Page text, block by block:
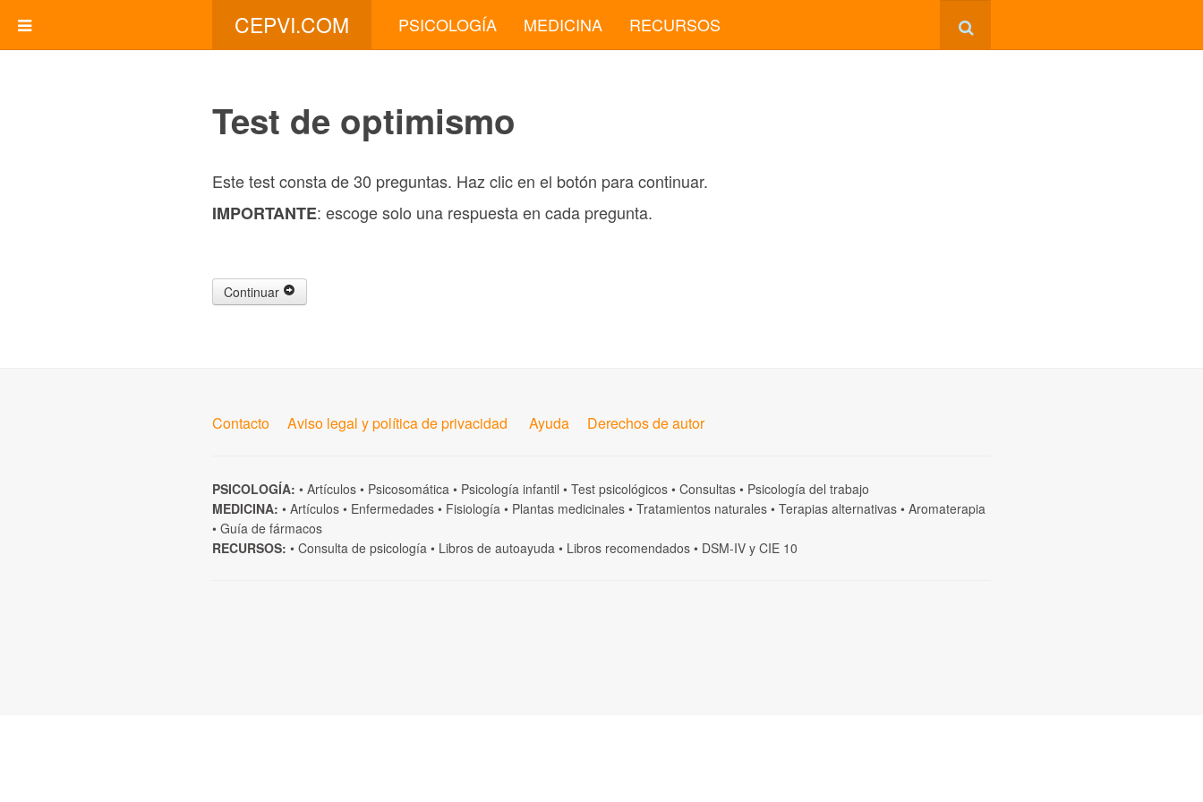
CEPVI.COM PSICOLOGÍA MEDICINA RECURSOS
Test de optimismo
Este test consta de 30 preguntas. Haz clic en el botón para continuar.
IMPORTANTE: escoge solo una respuesta en cada pregunta.
Continuar
Contacto Aviso legal y política de privacidad Ayuda Derechos de autor
PSICOLOGÍA: • Artículos • Psicosomática • Psicología infantil • Test psicológicos • Consultas • Psicología del trabajo
MEDICINA: • Artículos • Enfermedades • Fisiología • Plantas medicinales • Tratamientos naturales • Terapias alternativas • Aromaterapia
• Guía de fármacos
RECURSOS: • Consulta de psicología • Libros de autoayuda • Libros recomendados • DSM-IV y CIE 10